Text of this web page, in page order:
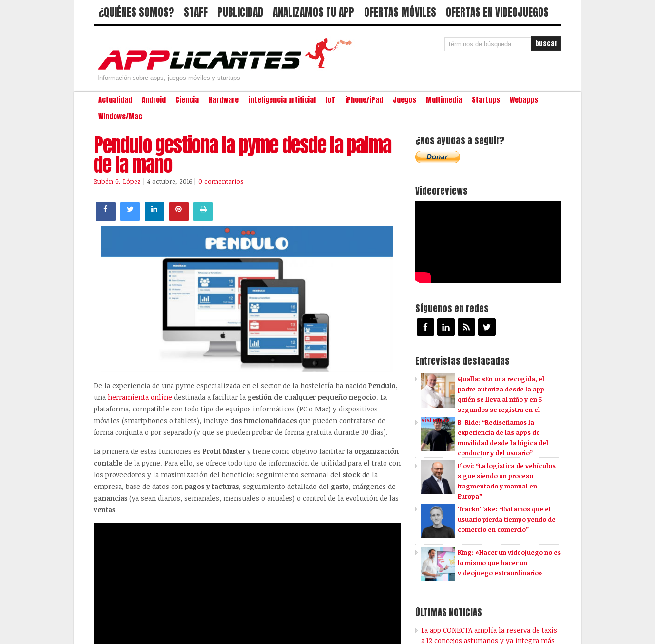
¿QUIÉNES SOMOS? STAFF PUBLICIDAD ANALIZAMOS TU APP OFERTAS MÓVILES OFERTAS EN VIDEOJUEGOS
Información sobre apps, juegos móviles y startups
Actualidad Android Ciencia Hardware inteligencia artificial IoT iPhone/iPad Juegos Multimedia Startups
Webapps
Windows/Mac
Pendulo gestiona la pyme desde la palma
de la mano
Rubén G. López | 4 octubre, 2016 | 0 comentarios
De la experiencia de una pyme especializada en el sector de la hostelería ha nacido Pendulo,
una herramienta online destinada a facilitar la gestión de cualquier pequeño negocio. La
plataforma, compatible con todo tipo de equipos informáticos (PC o Mac) y dispositivos
móviles (smartphones o tablets), incluye dos funcionalidades que pueden contratarse de
forma conjunta o por separado (y que se pueden probar de forma gratuita durante 30 días).
La primera de estas funciones es Profit Master y tiene como objetivo facilitar la organización
contable de la pyme. Para ello, se ofrece todo tipo de información de utilidad para el trato con
los proveedores y la maximización del beneficio: seguimiento semanal del stockde la
empresa, base de datos con pagos y facturas, seguimiento detallado del gasto, márgenes de
ganancias (ya sean diarios, semanales, mensuales o anuales) o control de la evolución de las
ventas.
¿Nos ayudas a seguir?
Videoreviews
Síguenos en redes
Entrevistas destacadas
Qualla: «En una recogida, el
padre autoriza desde la app
quién se lleva al niño y en 5
segundos se registra en el
sistema»
B-Ride: “Rediseñamos la
experiencia de las apps de
movilidad desde la lógica del
conductor y del usuario”
Flovi: “La logística de vehículos
sigue siendo un proceso
fragmentado y manual en
Europa”
TracknTake: “Evitamos que el
usuario pierda tiempo yendo de
comercio en comercio”
King: «Hacer un videojuego no es
lo mismo que hacer un
videojuego extraordinario»
ÚLTIMAS NOTICIAS
La app CONECTA amplía la reserva de taxis
a 12 concejos asturianos y ya integra más